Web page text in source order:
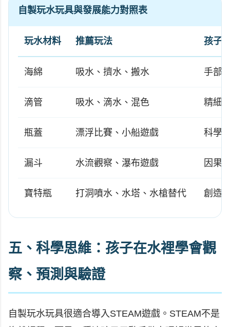
自製玩水玩具與發展能力對照表
玩水材料 推薦玩法 孩子
海綿 吸水、擠水、搬水 手部
滴管 吸水、滴水、混色 精細
瓶蓋 漂浮比賽、小船遊戲 科學
漏斗 水流觀察、瀑布遊戲 因果
寶特瓶 打洞噴水、水塔、水槍替代 創造
五、科學思維：孩子在水裡學會觀
察、預測與驗證
自製玩水玩具很適合導入STEAM遊戲。STEAM不是